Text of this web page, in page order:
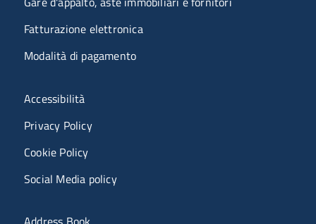
Fatturazione elettronica
Modalità di pagamento
Menù riferimenti
Accessibilità
Privacy Policy
Cookie Policy
Social Media policy
Menu portale